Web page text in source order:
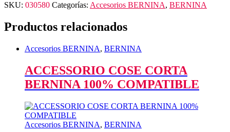
SKU: 030580 Categorías: Accesorios BERNINA, BERNINA
Productos relacionados
Accesorios BERNINA, BERNINA
ACCESSORIO COSE CORTA
BERNINA 100% COMPATIBLE
Accesorios BERNINA, BERNINA